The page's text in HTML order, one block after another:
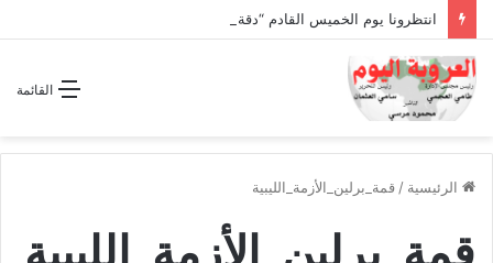
القائمة
الرئيسية / قمة_برلين_الأزمة_الليبية
قمة_برلين_الأزمة_الليبية